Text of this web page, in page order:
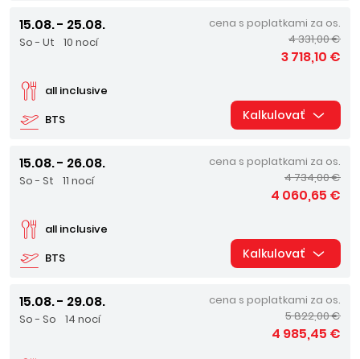
15.08. - 25.08.
So - Ut 10 nocí
BTS
all inclusive
cena s poplatkami za os.
4 331,00 €
3 718,10 €
Kalkulovať
15.08. - 26.08.
So - St 11 nocí
BTS
all inclusive
cena s poplatkami za os.
4 734,00 €
4 060,65 €
Kalkulovať
15.08. - 29.08.
So - So 14 nocí
cena s poplatkami za os.
5 822,00 €
4 985,45 €